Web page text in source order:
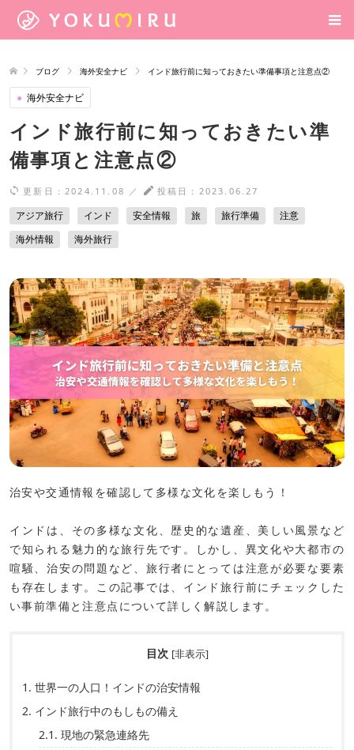
ブログ 海外安全ナビ インド旅行前に知っておきたい準備事項と注意点②
● 海外安全ナビ
インド旅行前に知っておきたい準
備事項と注意点②
更新日： 2024.11.08 ／ 投稿日： 2023.06.27
アジア旅行 インド 安全情報 旅 旅行準備
注意
海外情報
海外旅行
治安や交通情報を確認して多様な文化を楽しもう！
インドは、その多様な文化、歴史的な遺産、美しい風景など
で知られる魅力的な旅行先です。しかし、異文化や大都市の
喧騒、治安の問題など、旅行者にとっては注意が必要な要素
も存在します。この記事では、インド旅行前にチェックした
い事前準備と注意点について詳しく解説します。
目次 [非表示]
1. 世界一の人口！インドの治安情報
2. インド旅行中のもしもの備え
2.1. 現地の緊急連絡先